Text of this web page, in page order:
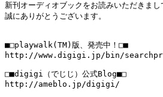
新刊オーディオブックをお読みいただきまし
誠にありがとうございます。
■□playwalk(TM)版、発売中！□■
http://www.digigi.jp/bin/
□■digigi（でじじ）公式Blog■□
http://ameblo.jp/digigi/